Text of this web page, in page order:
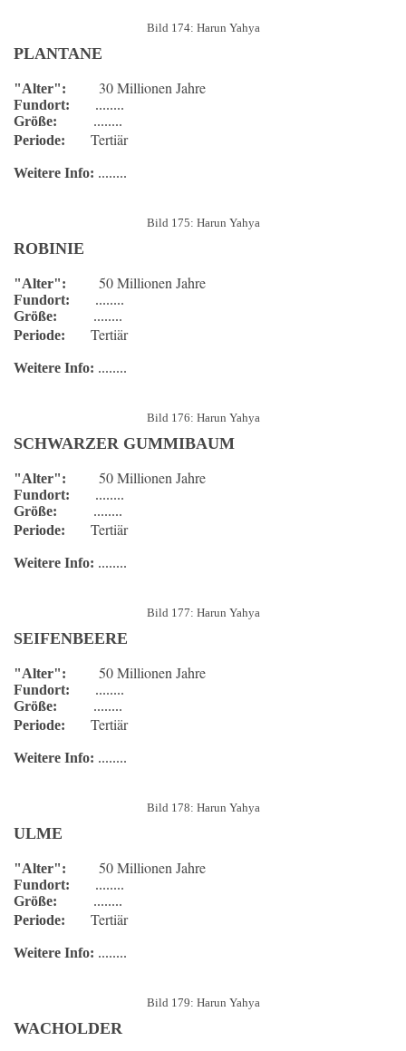
Bild 174: Harun Yahya
PLANTANE
"Alter": 30 Millionen Jahre
Fundort: ........
Größe: ........
Periode: Tertiär
Weitere Info: ........
Bild 175: Harun Yahya
ROBINIE
"Alter": 50 Millionen Jahre
Fundort: ........
Größe: ........
Periode: Tertiär
Weitere Info: ........
Bild 176: Harun Yahya
SCHWARZER GUMMIBAUM
"Alter": 50 Millionen Jahre
Fundort: ........
Größe: ........
Periode: Tertiär
Weitere Info: ........
Bild 177: Harun Yahya
SEIFENBEERE
"Alter": 50 Millionen Jahre
Fundort: ........
Größe: ........
Periode: Tertiär
Weitere Info: ........
Bild 178: Harun Yahya
ULME
"Alter": 50 Millionen Jahre
Fundort: ........
Größe: ........
Periode: Tertiär
Weitere Info: ........
Bild 179: Harun Yahya
WACHOLDER